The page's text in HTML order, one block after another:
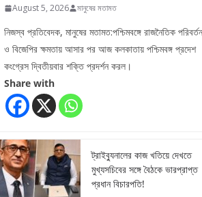
August 5, 2026 মানুষের মতামত
নিজস্ব প্রতিবেদক, মানুষের মতামত:পশ্চিমবঙ্গে রাজনৈতিক পরিবর্তন
ও বিজেপির ক্ষমতায় আসার পর আজ কলকাতায় পশ্চিমবঙ্গ প্রদেশ
কংগ্রেস দ্বিতীয়বার শক্তি প্রদর্শন করল।
Share with
ট্রাইব্যুনালের কাজ খতিয়ে দেখতে
মুখ্যসচিবের সঙ্গে বৈঠকে ভারপ্রাপ্ত
প্রধান বিচারপতি!